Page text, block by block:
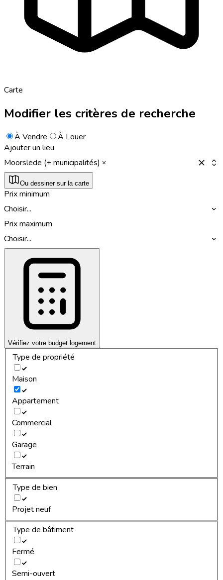
Carte
Modifier les critères de recherche
À Vendre
À Louer
Ajouter un lieu
Moorslede (+ municipalités)
Ou dessiner sur la carte
Prix minimum
Choisir...
Prix maximum
Choisir...
Vérifiez votre budget logement
Type de propriété
Maison
Appartement
Commercial
Garage
Terrain
Type de bien
Projet neuf
Type de bâtiment
Fermé
Semi-ouvert